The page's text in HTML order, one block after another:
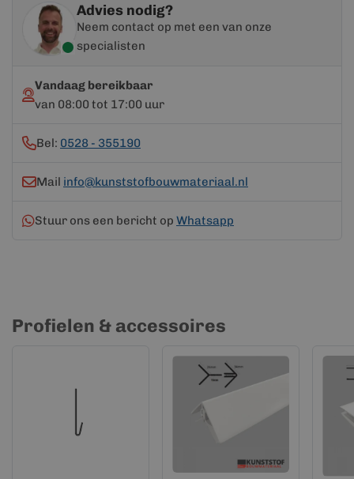
Advies nodig?
Neem contact op met een van onze
specialisten
Vandaag bereikbaar
van 08:00 tot 17:00 uur
Bel: 0528 - 355190
Mail info@kunststofbouwmateriaal.nl
Stuur ons een bericht op Whatsapp
Profielen & accessoires